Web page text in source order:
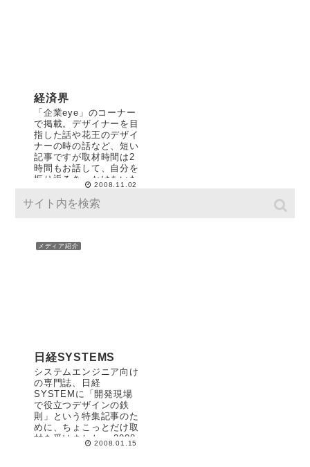
経済界
「企業eye」のコーナー
で掲載。デザイナーを目
指した話や花王のデザイ
ナーの時の話など、短い
記事ですが取材時間は2
時間もお話して、自分を
振り返るきっかけをいた
だきました。 2008年10
月28日号掲載
2008.11.02
メディア紹介
日経SYSTEMS
システムエンジニア向け
の専門誌、日経
SYSTEMに「開発現場
で役立つデザインの鉄
則」という特集記事のた
めに、ちょこっとだけ取
材を受けました。 2008
年1月号掲載
2008.01.15